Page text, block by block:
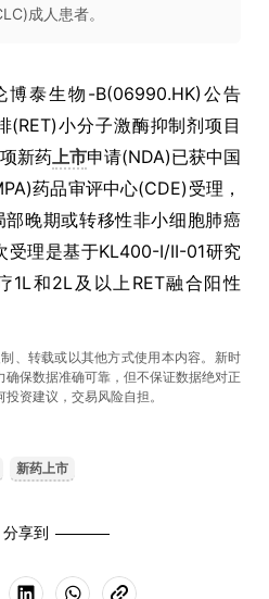
成人患者。
泰生物-B(06990.HK)公告
(RET)小分子激酶抑制剂项目
新药上市申请(NDA)已获中国
药品审评中心(CDE)受理，
部晚期或转移性非小细胞肺癌
受理是基于KL400-I/II-01研究
1L和2L及以上RET融合阳性
、转载或以其他方式使用本内容。新时
保数据准确可靠，但不保证数据绝对正
资建议，交易风险自担。
新药上市
分享到